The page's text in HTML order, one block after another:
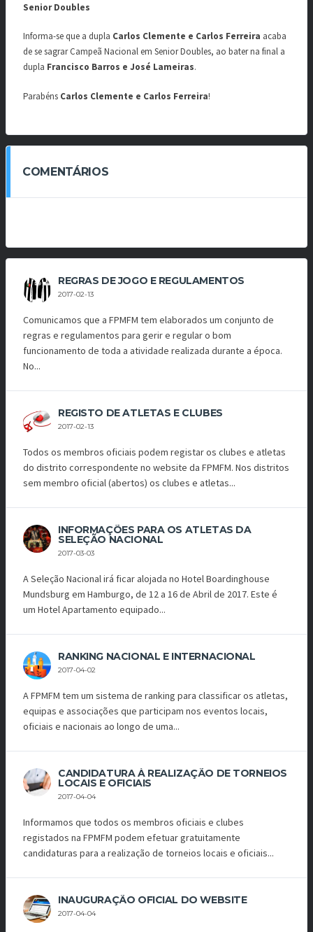
Senior Doubles
Informa-se que a dupla Carlos Clemente e Carlos Ferreira acaba
de se sagrar Campeã Nacional em Senior Doubles, ao bater na final a
dupla Francisco Barros e José Lameiras.
Parabéns Carlos Clemente e Carlos Ferreira!
COMENTÁRIOS
REGRAS DE JOGO E REGULAMENTOS
2017-02-13
Comunicamos que a FPMFM tem elaborados um conjunto de
regras e regulamentos para gerir e regular o bom
funcionamento de toda a atividade realizada durante a época.
No...
REGISTO DE ATLETAS E CLUBES
2017-02-13
Todos os membros oficiais podem registar os clubes e atletas
do distrito correspondente no website da FPMFM. Nos distritos
sem membro oficial (abertos) os clubes e atletas...
INFORMAÇÕES PARA OS ATLETAS DA
SELEÇÃO NACIONAL
2017-03-03
A Seleção Nacional irá ficar alojada no Hotel Boardinghouse
Mundsburg em Hamburgo, de 12 a 16 de Abril de 2017. Este é
um Hotel Apartamento equipado...
RANKING NACIONAL E INTERNACIONAL
2017-04-02
A FPMFM tem um sistema de ranking para classificar os atletas,
equipas e associações que participam nos eventos locais,
oficiais e nacionais ao longo de uma...
CANDIDATURA À REALIZAÇÃO DE TORNEIOS
LOCAIS E OFICIAIS
2017-04-04
Informamos que todos os membros oficiais e clubes
registados na FPMFM podem efetuar gratuitamente
candidaturas para a realização de torneios locais e oficiais...
INAUGURAÇÃO OFICIAL DO WEBSITE
2017-04-04